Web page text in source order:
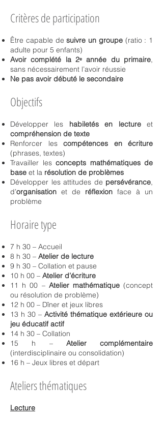
Critères de participation
Être capable desuivre un groupe(ratio : 1
adulte pour 5 enfants)
Avoir complété la 2ᵉ année du primaire,
sans nécessairement l’avoir réussie
Ne pas avoir débuté le secondaire
Objectifs
Développer les habiletés en lectureet
compréhension de texte
Renforcer les compétences en écriture
(phrases, textes)
Travailler les concepts mathématiques de
base et la résolution de problèmes
Développer les attitudes de persévérance,
d’organisation et de réflexion face à un
problème
Horaire type
7 h 30 – Accueil
8 h 30 – Atelier de lecture
9 h 30 – Collation et pause
10 h 00 – Atelier d’écriture
11 h 00 – Atelier mathématique(concept
ou résolution de problème)
12 h 00 – Dîner et jeux libres
13 h 30 – Activité thématique extérieure ou
jeu éducatif actif
14 h 30 – Collation
15 h – Atelier complémentaire
(interdisciplinaire ou consolidation)
16 h – Jeux libres et départ
Ateliers thématiques
Lecture